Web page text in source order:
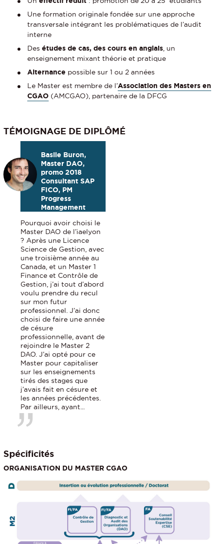
Une formation originale fondée sur une approche
transversale intégrant les problématiques de l’audit
interne
Des études de cas, des cours en anglais , un
enseignement mixant théorie et pratique
Alternance possible sur 1 ou 2 années
Le Master est membre de l’Association des Masters en
CGAO (AMCGAO), partenaire de la DFCG
TÉMOIGNAGE DE DIPLÔMÉ
Basile Buron,
Master DAO,
promo 2018
Consultant SAP
FICO, PM
Progress
Management
Pourquoi avoir choisi le
Master DAO de l’iaelyon
? Après une Licence
Science de Gestion, avec
une troisième année au
Canada, et un Master 1
Finance et Contrôle de
Gestion, j’ai tout d’abord
voulu prendre du recul
sur mon futur
professionnel. J’ai donc
choisi de faire une année
de césure
professionnelle, avant de
rejoindre le Master 2
DAO. J’ai opté pour ce
Master pour capitaliser
sur les enseignements
tirés des stages que
j’avais fait en césure et
les années précédentes.
Par ailleurs, ayant...
Spécificités
ORGANISATION DU MASTER CGAO